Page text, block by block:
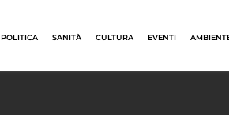
POLITICA SANITÀ CULTURA EVENTI